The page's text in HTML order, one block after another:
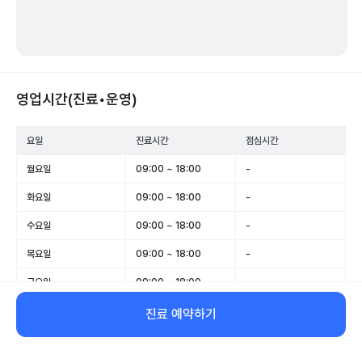
영업시간(진료•운영)
요일 진료시간 점심시간
월요일 09:00 ~ 18:00 -
화요일 09:00 ~ 18:00 -
수요일 09:00 ~ 18:00 -
목요일 09:00 ~ 18:00 -
금요일 09:00 ~ 18:00
09:00 ~ 13:00
일요일 휴무 -
진료 예약하기